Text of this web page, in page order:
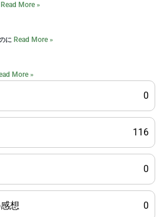
Read More »
に Read More »
More »
0
116
0
想 0